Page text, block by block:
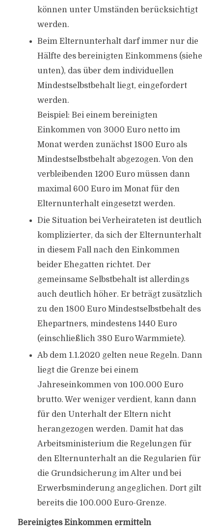
können unter Umständen berücksichtigt
werden.
Beim Elternunterhalt darf immer nur die
Hälfte des bereinigten Einkommens (siehe
unten), das über dem individuellen
Mindestselbstbehalt liegt, eingefordert
werden.
Beispiel: Bei einem bereinigten
Einkommen von 3000 Euro netto im
Monat werden zunächst 1800 Euro als
Mindestselbstbehalt abgezogen. Von den
verbleibenden 1200 Euro müssen dann
maximal 600 Euro im Monat für den
Elternunterhalt eingesetzt werden.
Die Situation bei Verheirateten ist deutlich
komplizierter, da sich der Elternunterhalt
in diesem Fall nach den Einkommen
beider Ehegatten richtet. Der
gemeinsame Selbstbehalt ist allerdings
auch deutlich höher. Er beträgt zusätzlich
zu den 1800 Euro Mindestselbstbehalt des
Ehepartners, mindestens 1440 Euro
(einschließlich 380 Euro Warmmiete).
Ab dem 1.1.2020 gelten neue Regeln. Dann
liegt die Grenze bei einem
Jahreseinkommen von 100.000 Euro
brutto. Wer weniger verdient, kann dann
für den Unterhalt der Eltern nicht
herangezogen werden. Damit hat das
Arbeitsministerium die Regelungen für
den Elternunterhalt an die Regularien für
die Grundsicherung im Alter und bei
Erwerbsminderung angeglichen. Dort gilt
bereits die 100.000 Euro-Grenze.
Bereinigtes Einkommen ermitteln